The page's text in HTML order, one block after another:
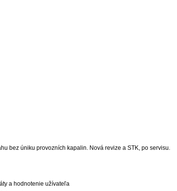
bez úniku provozních kapalin. Nová revize a STK, po servisu.
a hodnotenie užívateľa